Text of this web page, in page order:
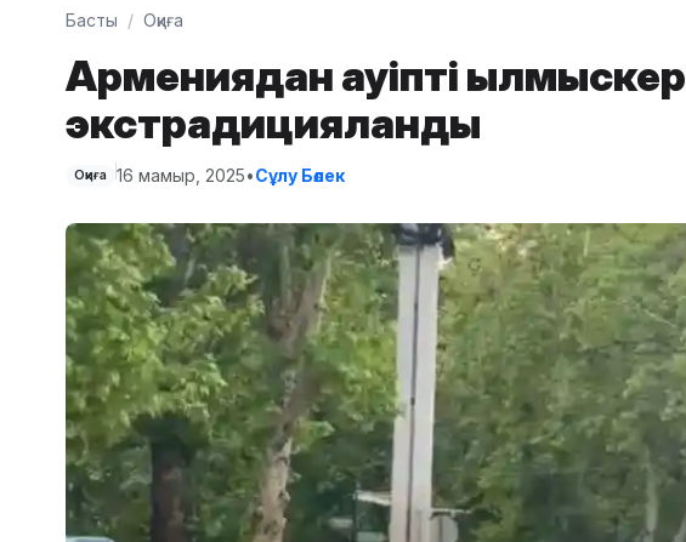
Басты Оқиға
Армениядан қауіпті қылмыскер
экстрадицияланды
Оқиға 16 мамыр, 2025•Сұлу Бөлек